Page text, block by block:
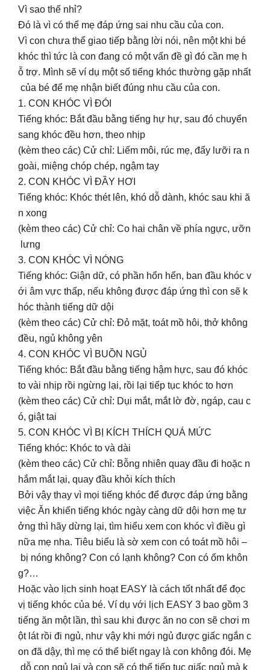
Vì sao thế nhỉ?
Đó là vì có thể mẹ đáp ứng sai nhu cầu của con.
Vì con chưa thể giao tiếp bằng lời nói, nên một khi bé
khóc thì tức là con đang có một vấn đề gì đó cần mẹ h
ỗ trợ. Mình sẽ ví dụ một số tiếng khóc thường gặp nhất
của bé để mẹ nhận biết đúng nhu cầu của con.
1. CON KHÓC VÌ ĐÓI
Tiếng khóc: Bắt đầu bằng tiếng hự hự, sau đó chuyển
sang khóc đều hơn, theo nhịp
(kèm theo các) Cử chỉ: Liếm môi, rúc mẹ, đẩy lưỡi ra n
goài, miệng chóp chép, ngậm tay
2. CON KHÓC VÌ ĐẦY HƠI
Tiếng khóc: Khóc thét lên, khó dỗ dành, khóc sau khi ă
n xong
(kèm theo các) Cử chỉ: Co hai chân về phía ngực, ưỡn
lưng
3. CON KHÓC VÌ NÓNG
Tiếng khóc: Giận dữ, có phần hổn hển, ban đầu khóc v
ới âm vực thấp, nếu không được đáp ứng thì con sẽ k
hóc thành tiếng dữ dội
(kèm theo các) Cử chỉ: Đỏ mặt, toát mồ hôi, thở không
đều, ngủ không yên
4. CON KHÓC VÌ BUỒN NGỦ
Tiếng khóc: Bắt đầu bằng tiếng hậm hực, sau đó khóc
to vài nhịp rồi ngừng lại, rồi lại tiếp tục khóc to hơn
(kèm theo các) Cử chỉ: Dụi mắt, mắt lờ đờ, ngáp, cau c
ó, giật tai
5. CON KHÓC VÌ BỊ KÍCH THÍCH QUÁ MỨC
Tiếng khóc: Khóc to và dài
(kèm theo các) Cử chỉ: Bỗng nhiên quay đầu đi hoặc n
hắm mắt lại, quay đầu khỏi kích thích
Bởi vậy thay vì mọi tiếng khóc để được đáp ứng bằng
việc Ăn khiến tiếng khóc ngày càng dữ dội hơn mẹ tư
ởng thì hãy dừng lại, tìm hiểu xem con khóc vì điều gì
nữa mẹ nha. Tiêu biểu là sờ xem con có toát mồ hôi –
bị nóng không? Con có lạnh không? Con có ốm khôn
g?…
Hoặc vào lịch sinh hoạt EASY là cách tốt nhất để đọc
vị tiếng khóc của bé. Ví dụ với lịch EASY 3 bao gồm 3
tiếng ăn một lần, thì sau khi được ăn no con sẽ chơi m
ột lát rồi đi ngủ, như vậy khi mới ngủ được giấc ngắn c
on đã dậy, thì mẹ có thể biết ngay là con không đói. Mẹ
dỗ con ngủ lại và con sẽ có thể tiếp tục giấc ngủ mà k